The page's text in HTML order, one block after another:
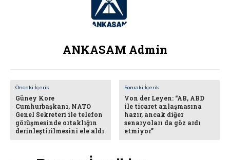
ANKASAM Admin
Önceki İçerik
Güney Kore
Cumhurbaşkanı, NATO
Genel Sekreteri ile telefon
görüşmesinde ortaklığın
derinleştirilmesini ele aldı
Sonraki İçerik
Von der Leyen: “AB, ABD
ile ticaret anlaşmasına
hazır, ancak diğer
senaryoları da göz ardı
etmiyor”